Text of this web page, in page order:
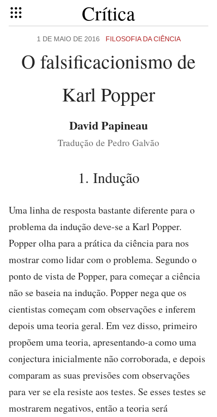
Crítica
1 DE MAIO DE 2016 FILOSOFIA DA CIÊNCIA
O falsificacionismo de
Karl Popper
David Papineau
Tradução de Pedro Galvão
1. Indução
Uma linha de resposta bastante diferente para o
problema da indução deve-se a Karl Popper.
Popper olha para a prática da ciência para nos
mostrar como lidar com o problema. Segundo o
ponto de vista de Popper, para começar a ciência
não se baseia na indução. Popper nega que os
cientistas começam com observações e inferem
depois uma teoria geral. Em vez disso, primeiro
propõem uma teoria, apresentando-a como uma
conjectura inicialmente não corroborada, e depois
comparam as suas previsões com observações
para ver se ela resiste aos testes. Se esses testes se
mostrarem negativos, então a teoria será